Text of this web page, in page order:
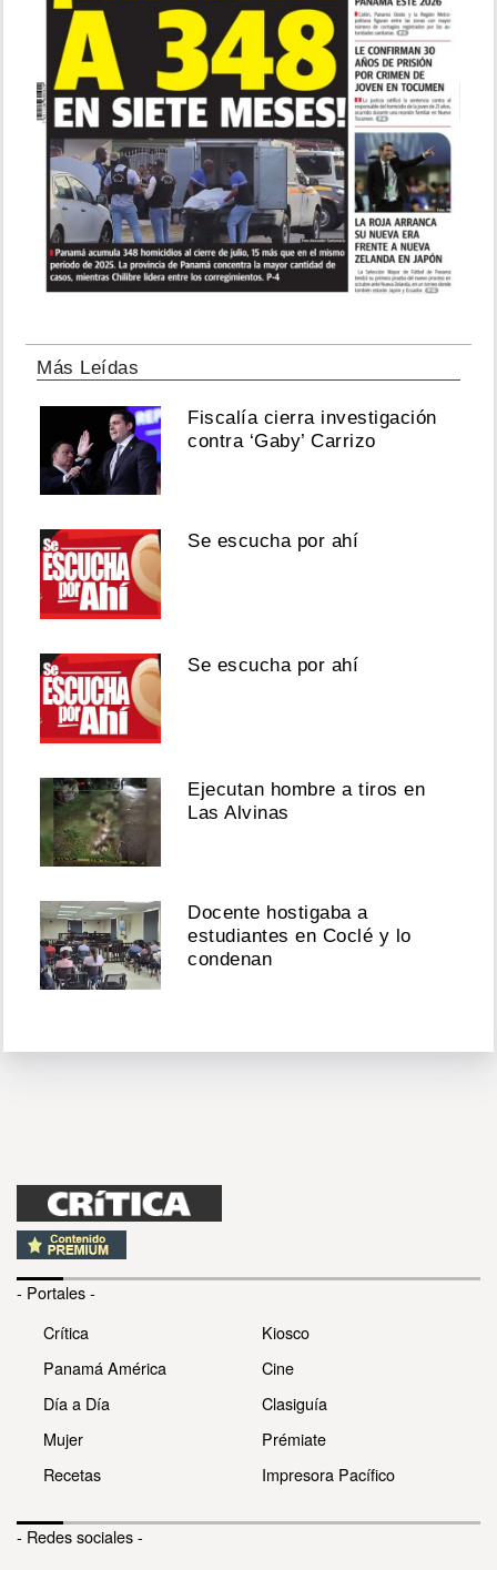
Más Leídas
Fiscalía cierra investigación
contra ‘Gaby’ Carrizo
Se escucha por ahí
Se escucha por ahí
Ejecutan hombre a tiros en
Las Alvinas
Docente hostigaba a
estudiantes en Coclé y lo
condenan
- Portales -
Crítica
Panamá América
Día a Día
Mujer
Recetas
Kiosco
Cine
Clasiguía
Prémiate
Impresora Pacífico
- Redes sociales -